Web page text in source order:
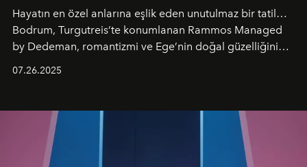
Hayatın en özel anlarına eşlik eden unutulmaz bir tatil…
Bodrum, Turgutreis’te konumlanan Rammos Managed
by Dedeman, romantizmi ve Ege’nin doğal güzelliğini
07.26.2025